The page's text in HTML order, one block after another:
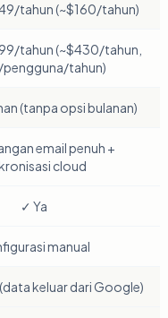
tahun (~$160/tahun)
tahun (~$430/tahun,
pengguna/tahun)
(tanpa opsi bulanan)
email penuh +
cloud
✓ Ya
manual
keluar dari Google)